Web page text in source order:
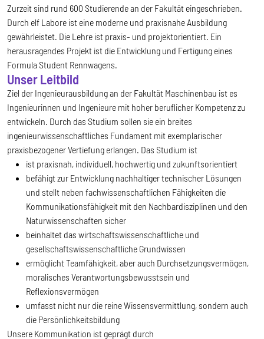
Zurzeit sind rund 600 Studierende an der Fakultät eingeschrieben.
Durch elf Labore ist eine moderne und praxisnahe Ausbildung
gewährleistet. Die Lehre ist praxis- und projektorientiert. Ein
herausragendes Projekt ist die Entwicklung und Fertigung eines
Formula Student Rennwagens.
Unser Leitbild
Ziel der Ingenieurausbildung an der Fakultät Maschinenbau ist es
Ingenieurinnen und Ingenieure mit hoher beruflicher Kompetenz zu
entwickeln. Durch das Studium sollen sie ein breites
ingenieurwissenschaftliches Fundament mit exemplarischer
praxisbezogener Vertiefung erlangen. Das Studium ist
ist praxisnah, individuell, hochwertig und zukunftsorientiert
befähigt zur Entwicklung nachhaltiger technischer Lösungen
und stellt neben fachwissenschaftlichen Fähigkeiten die
Kommunikationsfähigkeit mit den Nachbardisziplinen und den
Naturwissenschaften sicher
beinhaltet das wirtschaftswissenschaftliche und
gesellschaftswissenschaftliche Grundwissen
ermöglicht Teamfähigkeit, aber auch Durchsetzungsvermögen,
moralisches Verantwortungsbewusstsein und
Reflexionsvermögen
umfasst nicht nur die reine Wissensvermittlung, sondern auch
die Persönlichkeitsbildung
Unsere Kommunikation ist geprägt durch